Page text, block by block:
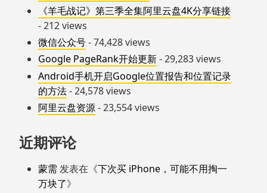
《羊毛战记》第三季全集阿里云盘4K分享链接
- 212 views
微信公众号- 74,428 views
Google PageRank开始更新- 29,283 views
Android手机开启Google位置报告和位置记录
的方法- 24,578 views
阿里云盘资源- 23,554 views
近期评论
蒙需 发表在《下次买 iPhone，可能不用掏一
万块了》